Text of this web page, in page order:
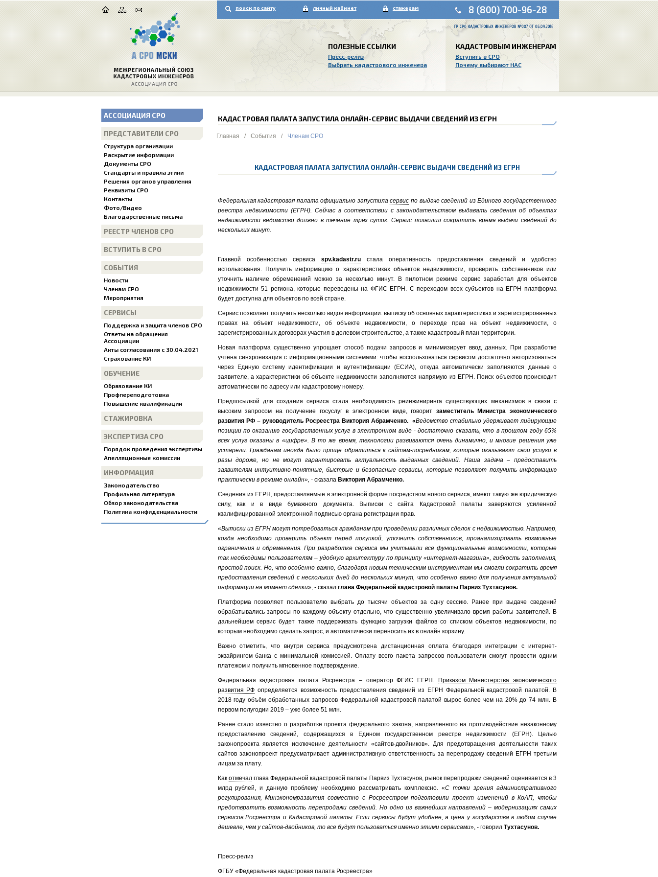
поиск по сайту личный кабинет стажерам 8 (800) 700-96-28
ПОЛЕЗНЫЕ ССЫЛКИ
Пресс-релиз
Выбрать кадастрового инженера
КАДАСТРОВЫМ ИНЖЕНЕРАМ
Вступить в СРО
Почему выбирают НАС
АССОЦИАЦИЯ СРО
ПРЕДСТАВИТЕЛИ СРО
Структура организации
Раскрытие информации
Документы СРО
Стандарты и правила этики
Решения органов управления
Реквизиты СРО
Контакты
Фото/Видео
Благодарственные письма
РЕЕСТР ЧЛЕНОВ СРО
ВСТУПИТЬ В СРО
СОБЫТИЯ
Новости
Членам СРО
Мероприятия
СЕРВИСЫ
Поддержка и защита членов СРО
Ответы на обращения
Ассоциации
Акты согласования с 30.04.2021
Страхование КИ
ОБУЧЕНИЕ
Образование КИ
Профпереподготовка
Повышение квалификации
СТАЖИРОВКА
ЭКСПЕРТИЗА СРО
Порядок проведения экспертизы
Апелляционные комиссии
ИНФОРМАЦИЯ
Законодательство
Профильная литература
Обзор законодательства
Политика конфиденциальности
КАДАСТРОВАЯ ПАЛАТА ЗАПУСТИЛА ОНЛАЙН-СЕРВИС ВЫДАЧИ СВЕДЕНИЙ ИЗ ЕГРН
Главная / События / Членам СРО
КАДАСТРОВАЯ ПАЛАТА ЗАПУСТИЛА ОНЛАЙН-СЕРВИС ВЫДАЧИ СВЕДЕНИЙ ИЗ ЕГРН
Федеральная кадастровая палата официально запустиласервис по выдаче сведений из Единого государственного
реестра недвижимости (ЕГРН). Сейчас в соответствии с законодательством выдавать сведения об объектах
недвижимости ведомство должно в течение трех суток. Сервис позволил сократить время выдачи сведений до
нескольких минут.
Главной особенностью сервиса spv.kadastr.ru стала оперативность предоставления сведений и удобство
использования. Получить информацию о характеристиках объектов недвижимости, проверить собственников или
уточнить наличие обременений можно за несколько минут. В пилотном режиме сервис заработал для объектов
недвижимости 51 региона, которые переведены на ФГИС ЕГРН. С переходом всех субъектов на ЕГРН платформа
будет доступна для объектов по всей стране.
Сервис позволяет получить несколько видов информации: выписку об основных характеристиках и зарегистрированных
правах на объект недвижимости, об объекте недвижимости, о переходе прав на объект недвижимости, о
зарегистрированных договорах участия в долевом строительстве, а также кадастровый план территории.
Новая платформа существенно упрощает способ подачи запросов и минимизирует ввод данных. При разработке
учтена синхронизация с информационными системами: чтобы воспользоваться сервисом достаточно авторизоваться
через Единую систему идентификации и аутентификации (ЕСИА), откуда автоматически заполняются данные о
заявителе, а характеристики об объекте недвижимости заполняются напрямую из ЕГРН. Поиск объектов происходит
автоматически по адресу или кадастровому номеру.
Предпосылкой для создания сервиса стала необходимость реинжиниринга существующих механизмов в связи с
высоким запросом на получение госуслуг в электронном виде, говорит заместитель Министра экономического
развития РФ – руководитель Росреестра Виктория Абрамченко. «Ведомство стабильно удерживает лидирующие
позиции по оказанию государственных услуг в электронном виде - достаточно сказать, что в прошлом году 65%
всех услуг оказаны в «цифре». В то же время, технологии развиваются очень динамично, и многие решения уже
устарели. Гражданам иногда было проще обратиться к сайтам-посредникам, которые оказывают свои услуги в
разы дороже, но не могут гарантировать актуальность выданных сведений. Наша задача – предоставить
заявителям интуитивно-понятные, быстрые и безопасные сервисы, которые позволяют получить информацию
практически в режиме онлайн», - сказала Виктория Абрамченко.
Сведения из ЕГРН, предоставляемые в электронной форме посредством нового сервиса, имеют такую же юридическую
силу, как и в виде бумажного документа. Выписки с сайта Кадастровой палаты заверяются усиленной
квалифицированной электронной подписью органа регистрации прав.
«Выписки из ЕГРН могут потребоваться гражданам при проведении различных сделок с недвижимостью. Например,
когда необходимо проверить объект перед покупкой, уточнить собственников, проанализировать возможные
ограничения и обременения. При разработке сервиса мы учитывали все функциональные возможности, которые
так необходимы пользователям – удобную архитектуру по принципу «интернет-магазина», гибкость заполнения,
простой поиск. Но, что особенно важно, благодаря новым техническим инструментам мы смогли сократить время
предоставления сведений с нескольких дней до нескольких минут, что особенно важно для получения актуальной
информации на момент сделки», - сказал глава Федеральной кадастровой палаты Парвиз Тухтасунов.
Платформа позволяет пользователю выбрать до тысячи объектов за одну сессию. Ранее при выдаче сведений
обрабатывались запросы по каждому объекту отдельно, что существенно увеличивало время работы заявителей. В
дальнейшем сервис будет также поддерживать функцию загрузки файлов со списком объектов недвижимости, по
которым необходимо сделать запрос, и автоматически переносить их в онлайн корзину.
Важно отметить, что внутри сервиса предусмотрена дистанционная оплата благодаря интеграции с интернет-
эквайрингом банка с минимальной комиссией. Оплату всего пакета запросов пользователи смогут провести одним
платежом и получить мгновенное подтверждение.
Федеральная кадастровая палата Росреестра – оператор ФГИС ЕГРН.
Приказом Министерства экономического
развития РФ определяется возможность предоставления сведений из ЕГРН Федеральной кадастровой палатой. В
2018 году объём обработанных запросов Федеральной кадастровой палатой вырос более чем на 20% до 74 млн. В
первом полугодии 2019 – уже более 51 млн.
Ранее стало известно о разработкепроекта федерального закона,направленного на противодействие незаконному
предоставлению сведений, содержащихся в Едином государственном реестре недвижимости (ЕГРН). Целью
законопроекта является исключение деятельности «сайтов-двойников». Для предотвращения деятельности таких
сайтов законопроект предусматривает административную ответственность за перепродажу сведений ЕГРН третьим
лицам за плату.
Как отмечалглава Федеральной кадастровой палаты Парвиз Тухтасунов, рынок перепродажи сведений оценивается в 3
млрд рублей, и данную проблему необходимо рассматривать комплексно. «С точки зрения административного
регулирования, Минэкономразвития совместно с Росреестром подготовили проект изменений в КоАП, чтобы
предотвратить возможность перепродажи сведений. Но одно из важнейших направлений – модернизациях самих
сервисов Росреестра и Кадастровой палаты. Если сервисы будут удобнее, а цена у государства в любом случае
дешевле, чем у сайтов-двойников, то все будут пользоваться именно этими сервисами», - говорил Тухтасунов.
Пресс-релиз
ФГБУ «Федеральная кадастровая палата Росреестра»